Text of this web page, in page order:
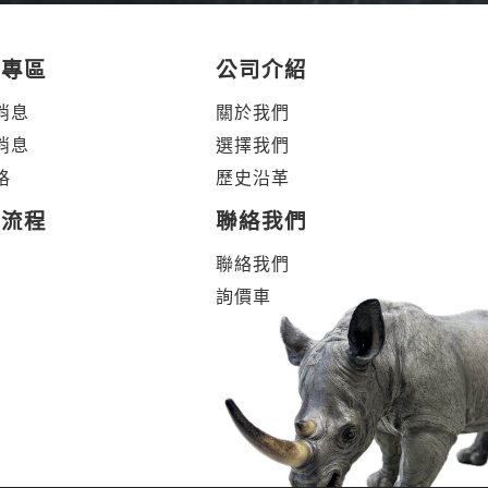
區
息
息
程
公司介紹
關於我們
選擇我們
歷史沿革
聯絡我們
聯絡我們
詢價車